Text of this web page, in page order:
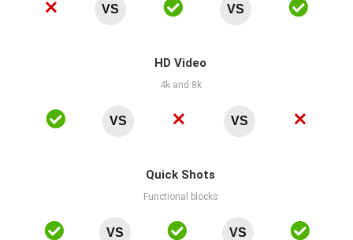
VS VS
HD Video
4k and 8k
VS VS
Quick Shots
Functional blocks
VS VS